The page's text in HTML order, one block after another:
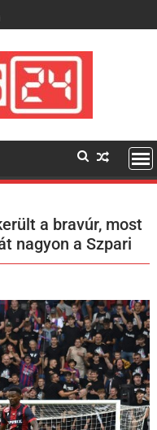
a bravúr, most
nagyon a Szpari